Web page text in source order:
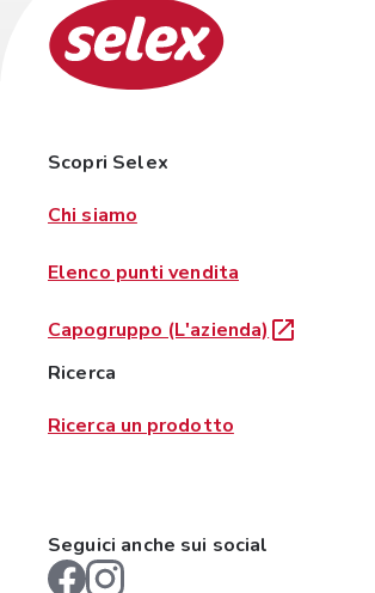
Scopri Selex
Chi siamo
Elenco punti vendita
Capogruppo (L'azienda)
Ricerca
Ricerca un prodotto
Seguici anche sui social